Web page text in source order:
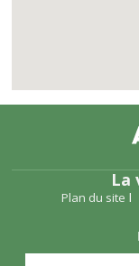
La
Plan du site